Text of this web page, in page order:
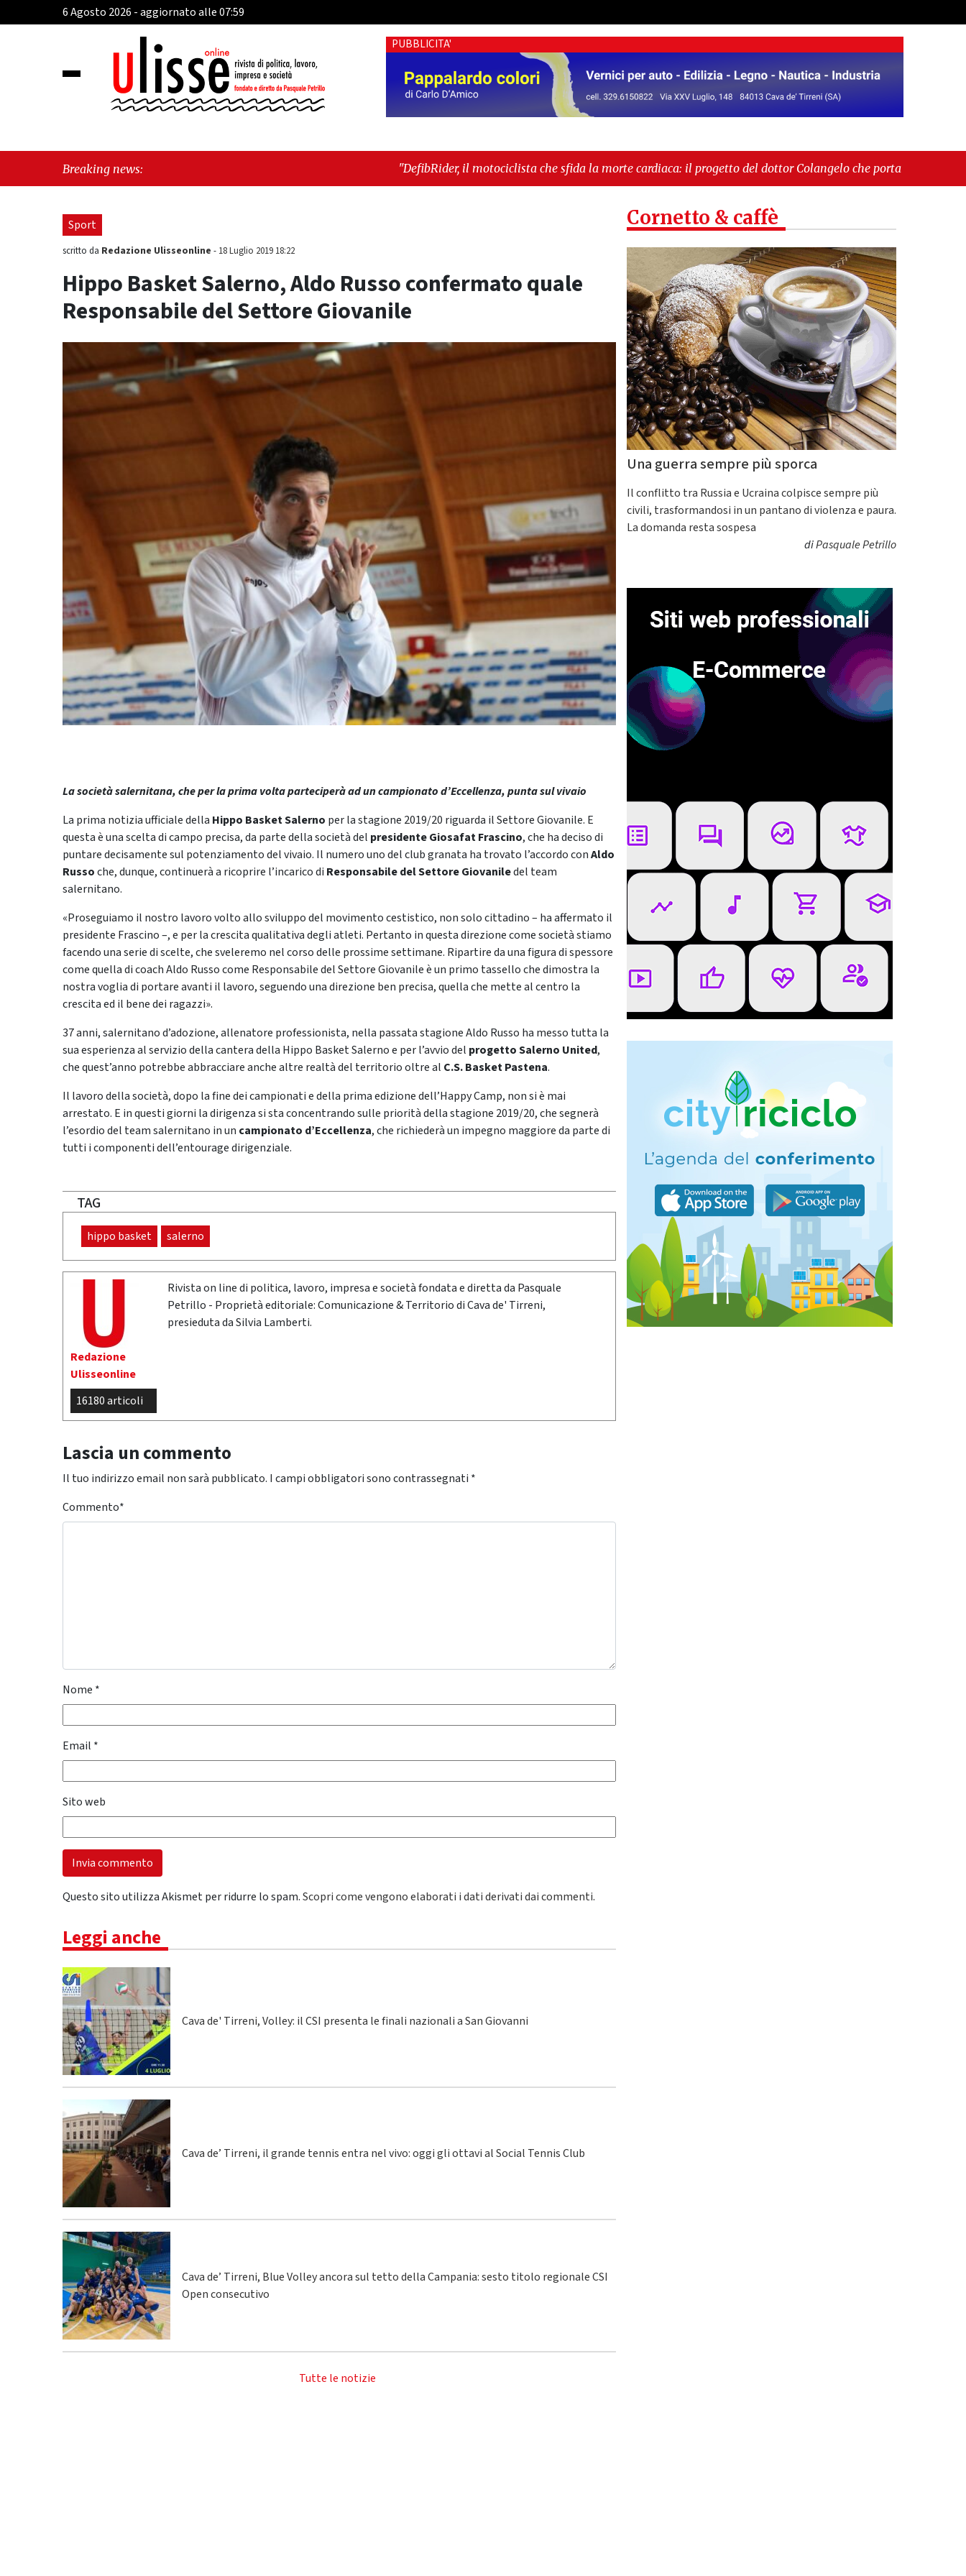
6 Agosto 2026 - aggiornato alle 07:59
PUBBLICITA'
Breaking news:
"DefibRider, il motociclista che sfida la morte cardiaca: il progetto del dottor Colangelo che porta la cardioprotezione tra
la gente" -"Cava de’ Tirreni, devastata nella notte la Villa comunale. Il sindaco Giordano: «Non ci fermeremo»"
Sport
scritto da Redazione Ulisseonline - 18 Luglio 2019 18:22
Hippo Basket Salerno, Aldo Russo confermato quale
Responsabile del Settore Giovanile
La società salernitana, che per la prima volta parteciperà ad un campionato d’Eccellenza, punta sul vivaio
La prima notizia ufficiale della Hippo Basket Salerno per la stagione 2019/20 riguarda il Settore Giovanile. E
questa è una scelta di campo precisa, da parte della società del presidente Giosafat Frascino, che ha deciso di
puntare decisamente sul potenziamento del vivaio. Il numero uno del club granata ha trovato l’accordo conAldo
Russoche, dunque, continuerà a ricoprire l’incarico di Responsabile del Settore Giovaniledel team
salernitano.
«Proseguiamo il nostro lavoro volto allo sviluppo del movimento cestistico, non solo cittadino – ha affermato il
presidente Frascino –, e per la crescita qualitativa degli atleti. Pertanto in questa direzione come società stiamo
facendo una serie di scelte, che sveleremo nel corso delle prossime settimane. Ripartire da una figura di spessore
come quella di coach Aldo Russo come Responsabile del Settore Giovanile è un primo tassello che dimostra la
nostra voglia di portare avanti il lavoro, seguendo una direzione ben precisa, quella che mette al centro la
crescita ed il bene dei ragazzi».
37 anni, salernitano d’adozione, allenatore professionista, nella passata stagione Aldo Russo ha messo tutta la
sua esperienza al servizio della cantera della Hippo Basket Salerno e per l’avvio del progetto Salerno United,
che quest’anno potrebbe abbracciare anche altre realtà del territorio oltre al C.S. Basket Pastena.
Il lavoro della società, dopo la fine dei campionati e della prima edizione dell’Happy Camp, non si è mai
arrestato. E in questi giorni la dirigenza si sta concentrando sulle priorità della stagione 2019/20, che segnerà
l’esordio del team salernitano in un campionato d’Eccellenza, che richiederà un impegno maggiore da parte di
tutti i componenti dell’entourage dirigenziale.
TAG
hippo basket salerno
Redazione
Ulisseonline
16180 articoli
Rivista on line di politica, lavoro, impresa e società fondata e diretta da Pasquale
Petrillo - Proprietà editoriale: Comunicazione & Territorio di Cava de' Tirreni,
presieduta da Silvia Lamberti.
Lascia un commento
Il tuo indirizzo email non sarà pubblicato. I campi obbligatori sono contrassegnati *
Commento*
Nome *
Email *
Sito web
Questo sito utilizza Akismet per ridurre lo spam.Scopri come vengono elaborati i dati derivati dai commenti.
Leggi anche
Cava de' Tirreni, Volley: il CSI presenta le finali nazionali a San Giovanni
Cava de’ Tirreni, il grande tennis entra nel vivo: oggi gli ottavi al Social Tennis Club
Cava de’ Tirreni, Blue Volley ancora sul tetto della Campania: sesto titolo regionale CSI
Open consecutivo
Tutte le notizie
Cornetto & caffè
Una guerra sempre più sporca
Il conflitto tra Russia e Ucraina colpisce sempre più
civili, trasformandosi in un pantano di violenza e paura.
La domanda resta sospesa
diPasquale Petrillo